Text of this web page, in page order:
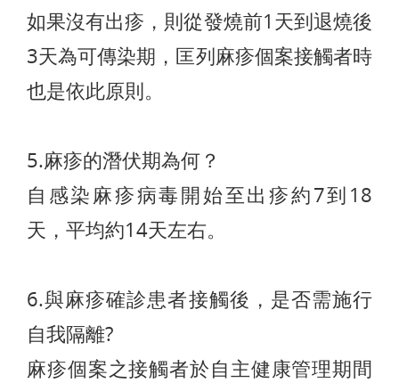
如果沒有出疹，則從發燒前1天到退燒後
3天為可傳染期，匡列麻疹個案接觸者時
也是依此原則。
5.麻疹的潛伏期為何？
自感染麻疹病毒開始至出疹約7到18
天，平均約14天左右。
6.與麻疹確診患者接觸後，是否需施行
自我隔離?
麻疹個案之接觸者於自主健康管理期間